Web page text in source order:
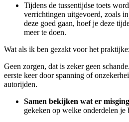
Tijdens de tussentijdse toets
verrichtingen uitgevoerd, zoals
deze goed gaan, hoef je deze
meer te doen.
Wat als ik ben gezakt voor het
Geen zorgen, dat is zeker geen
eerste keer door spanning of
autorijden.
Samen bekijken wat er
gekeken op welke onderdelen je